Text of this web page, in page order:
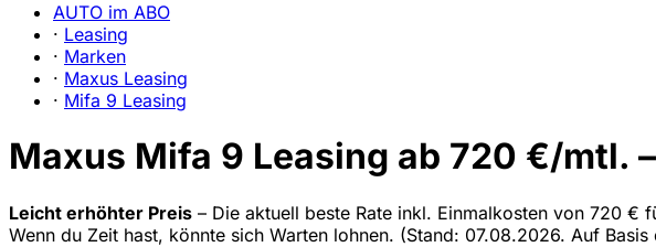
AUTO im ABO
· Leasing
· Marken
· Maxus Leasing
· Mifa 9 Leasing
Maxus Mifa 9 Leasing ab 720 €/mtl.
Leicht erhöhter Preis – Die aktuell beste Rate inkl. Einmalkosten von 720 €
Wenn du Zeit hast, könnte sich Warten lohnen. (Stand: 07.08.2026. Auf